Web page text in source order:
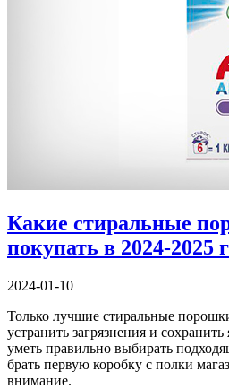
Какие стиральные
покупать в 2024-
2024-01-10
Только лучшие стиральные
устранить загрязнения и
уметь правильно выбирать
брать первую коробку с полки
внимание.